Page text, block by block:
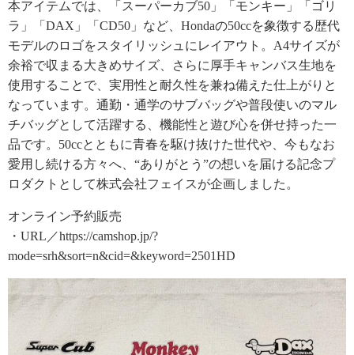
本アイテムでは、「スーパーカブ50」「モンキー」「ゴリ
ラ」「DAX」「CD50」など、Hondaの50ccを象徴する歴代
モデルのロゴをスタイリッシュにレイアウト。A4サイズが
余裕で収まる大きめサイズ、さらに厚手キャンバス生地を
使用することで、実用性と耐久性を兼ね備えた仕上がりと
なっています。通勤・通学のサブバッグや普段使いのマル
チバッグとして活躍する、機能性と遊び心を併せ持った一
品です。50ccとともに青春を駆け抜けた世代や、今もなお
愛用し続ける方々へ、“ありがとう”の想いを届ける記念プ
ロダクトとして株式会社フェイスが企画しました。
オンライン予約販売
・URL／https://camshop.jp/?
mode=srh&sort=n&cid=&keyword=2501HD